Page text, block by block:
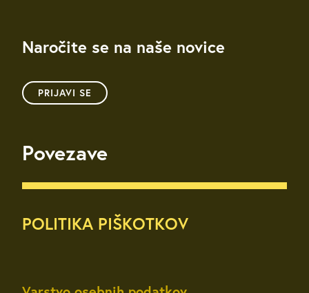
Naročite se na naše novice
PRIJAVI SE
Povezave
POLITIKA PIŠKOTKOV